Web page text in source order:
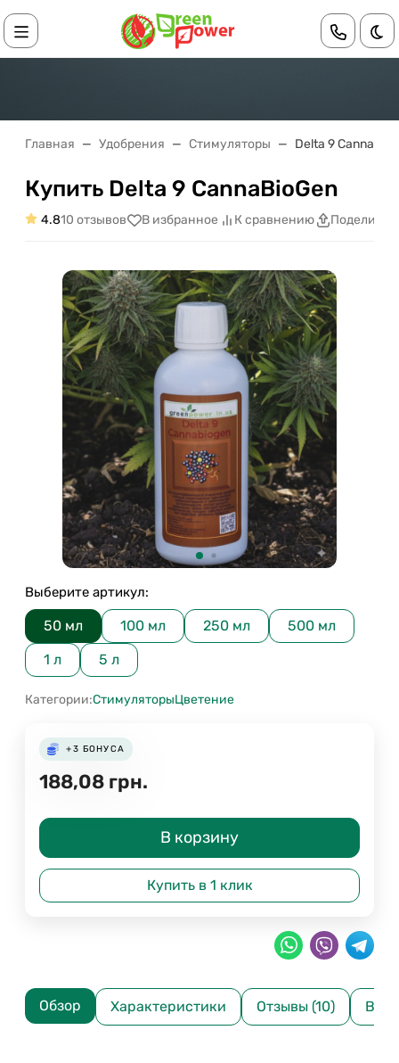
Главная Удобрения Стимуляторы Delta 9
Купить Delta 9 CannaBioGen
4.810 отзывов В избранное К сравнению
Выберите артикул:
50 мл 100 мл 250 мл
500 мл
1 л
5 л
Категории:СтимуляторыЦветение
+3 БОНУСА
188,08 грн.
В корзину
Купить в 1 клик
Обзор Характеристики Отзывы (10)